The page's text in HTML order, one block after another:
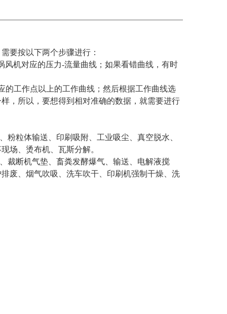
要按以下两个步骤进行：
风机对应的压力-流量曲线；如果看错曲线，有时
的工作点以上的工作曲线；然后根据工作曲线选
，所以，要想得到相对准确的数据，就需要进行
粉粒体输送、印刷吸附、工业吸尘、真空脱水、
场、烫布机、瓦斯分解。
裁断机气垫、畜粪发酵爆气、输送、电解液搅
废、烟气吹吸、洗车吹干、印刷机强制干燥、洗